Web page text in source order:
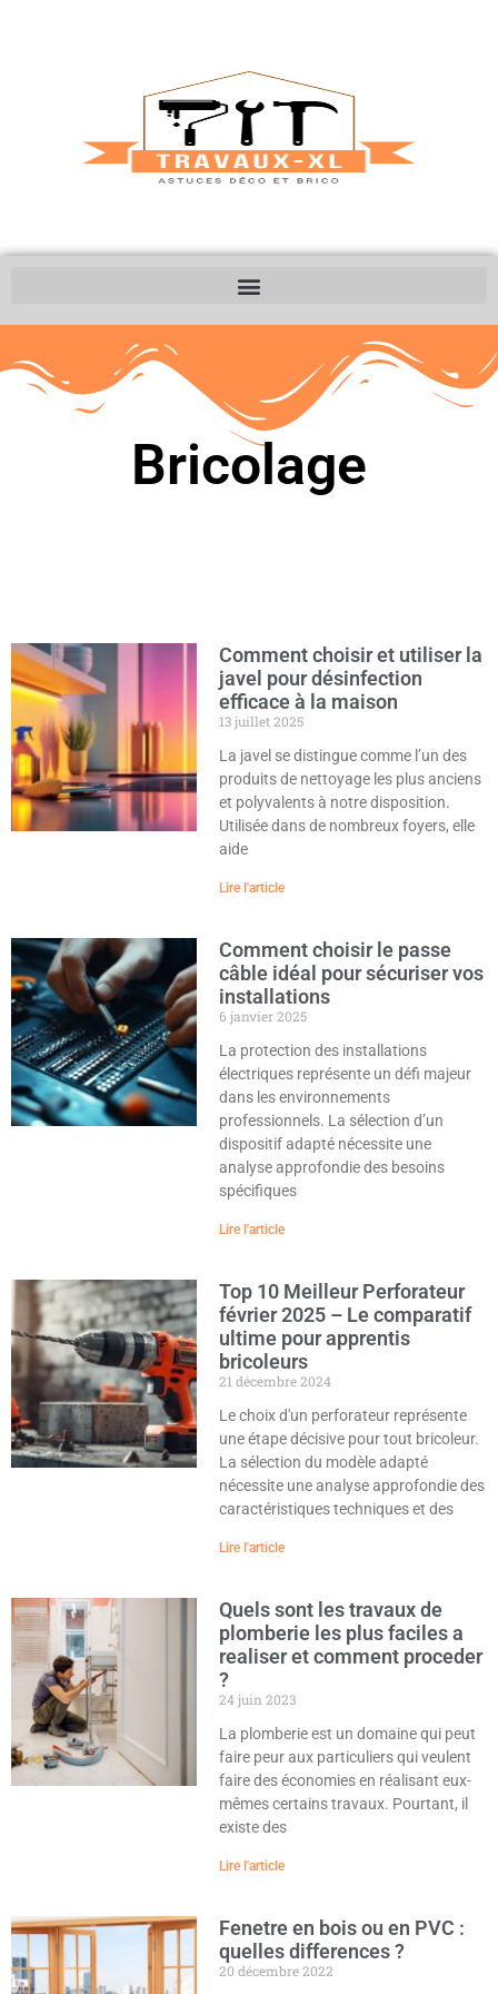
Bricolage
Comment choisir et utiliser la
javel pour désinfection
efficace à la maison
13 juillet 2025
La javel se distingue comme l’un des
produits de nettoyage les plus anciens
et polyvalents à notre disposition.
Utilisée dans de nombreux foyers, elle
aide
Lire l'article
Comment choisir le passe
câble idéal pour sécuriser vos
installations
6 janvier 2025
La protection des installations
électriques représente un défi majeur
dans les environnements
professionnels. La sélection d’un
dispositif adapté nécessite une
analyse approfondie des besoins
spécifiques
Lire l'article
Top 10 Meilleur Perforateur
février 2025 – Le comparatif
ultime pour apprentis
bricoleurs
21 décembre 2024
Le choix d'un perforateur représente
une étape décisive pour tout bricoleur.
La sélection du modèle adapté
nécessite une analyse approfondie des
caractéristiques techniques et des
Lire l'article
Quels sont les travaux de
plomberie les plus faciles a
realiser et comment proceder
?
24 juin 2023
La plomberie est un domaine qui peut
faire peur aux particuliers qui veulent
faire des économies en réalisant eux-
mêmes certains travaux. Pourtant, il
existe des
Lire l'article
Fenetre en bois ou en PVC :
quelles differences ?
20 décembre 2022